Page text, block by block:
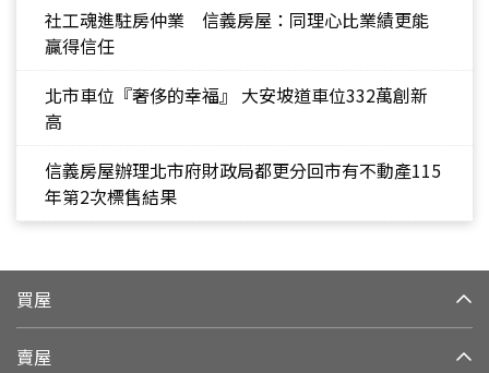
社工魂進駐房仲業 信義房屋：同理心比業績更能
贏得信任
北市車位『奢侈的幸福』 大安坡道車位332萬創新
高
信義房屋辦理北市府財政局都更分回市有不動產115
年第2次標售結果
買屋
賣屋